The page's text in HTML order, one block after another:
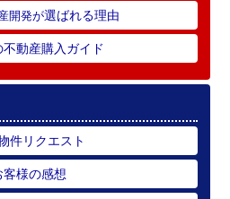
開発が選ばれる理由
動産購入ガイド
件リクエスト
客様の感想